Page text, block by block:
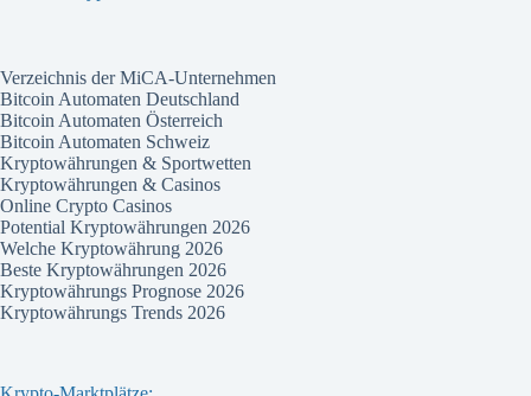
Verzeichnis der MiCA-Unternehmen
Bitcoin Automaten Deutschland
Bitcoin Automaten Österreich
Bitcoin Automaten Schweiz
Kryptowährungen & Sportwetten
Kryptowährungen & Casinos
Online Crypto Casinos
Potential Kryptowährungen 2026
Welche Kryptowährung 2026
Beste Kryptowährungen 2026
Kryptowährungs Prognose 2026
Kryptowährungs Trends 2026